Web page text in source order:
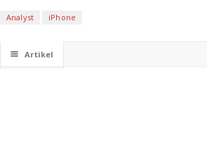
Analyst iPhone
☰ Artikel